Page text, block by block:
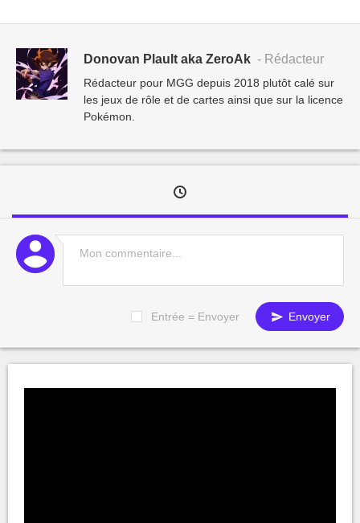
Donovan Plault aka ZeroAk - Rédacteur
Rédacteur pour MGG depuis 2018 plutôt calé sur
les jeux de rôle et de cartes ainsi que sur la licence
Pokémon.
Entrée = Envoyer Envoyer